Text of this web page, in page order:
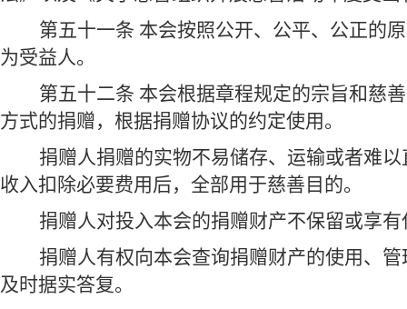
第五十一条 本会按照公开、公平、公正的
为受益人。
第五十二条 本会根据章程规定的宗旨和慈
方式的捐赠，根据捐赠协议的约定使用。
捐赠人捐赠的实物不易储存、运输或者难
收入扣除必要费用后，全部用于慈善目的。
捐赠人对投入本会的捐赠财产不保留或享
捐赠人有权向本会查询捐赠财产的使用、
及时据实答复。